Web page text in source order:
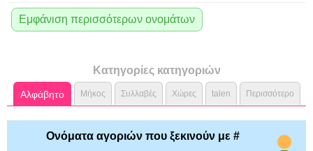
Εμφάνιση περισσότερων ονομάτων
Κατηγορίες κατηγοριών
Αλφάβητο Μήκος Συλλαβές Χώρες talen Περισσότερο
Ονόματα αγοριών που ξεκινούν με #